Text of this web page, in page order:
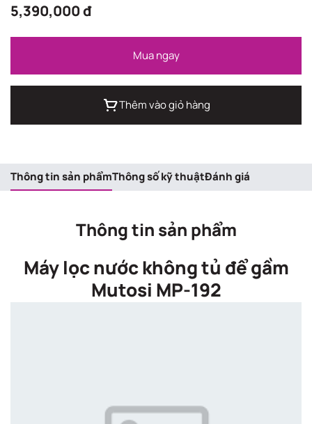
5,390,000 đ
Mua ngay
Thêm vào giỏ hàng
Thông tin sản phẩmThông số kỹ thuậtĐánh giá
Thông tin sản phẩm
Máy lọc nước không tủ để gầm
Mutosi MP-192